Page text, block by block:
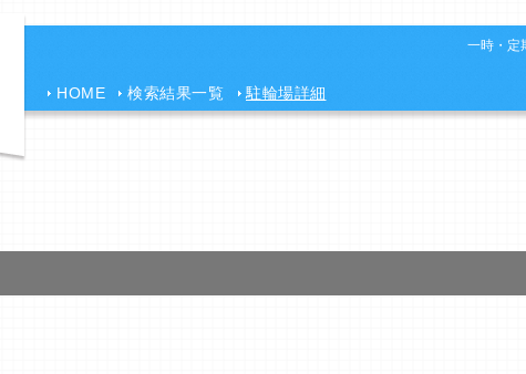
一時・定
HOME 検索結果一覧 駐輪場詳細